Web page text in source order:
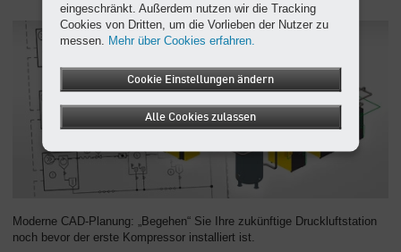
Moderne CAD-Planung: „Begehen“ Sie Ihre zukünftige Druckluftstation
noch bevor der erste Kompressor installiert ist.
eingeschränkt. Außerdem nutzen wir die Tracking
Cookies von Dritten, um die Vorlieben der Nutzer zu
messen. Mehr über Cookies erfahren.
Cookie Einstellungen ändern
Alle Cookies zulassen